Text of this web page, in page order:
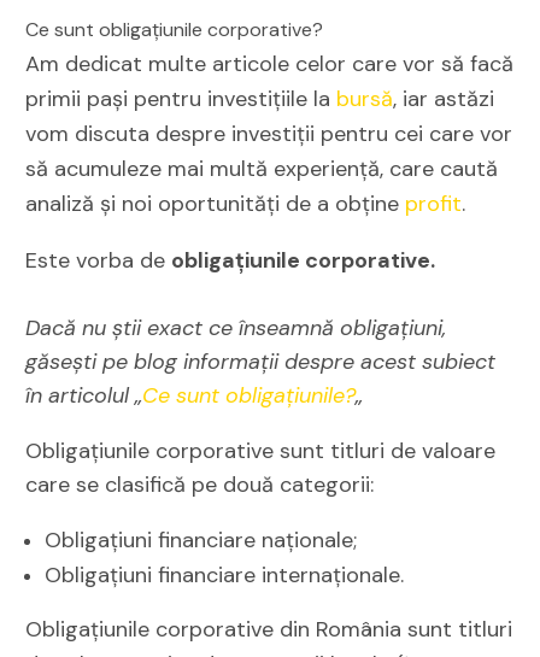
Ce sunt obligațiunile corporative?
Am dedicat multe articole celor care vor să facă
primii pași pentru investițiile la bursă, iar astăzi
vom discuta despre investiții pentru cei care vor
să acumuleze mai multă experiență, care caută
analiză și noi oportunități de a obține profit.
Este vorba de obligațiunile corporative.
Dacă nu știi exact ce înseamnă obligațiuni,
găsești pe blog informații despre acest subiect
în articolul „Ce sunt obligațiunile?„
Obligațiunile corporative sunt titluri de valoare
care se clasifică pe două categorii:
Obligațiuni financiare naționale;
Obligațiuni financiare internaționale.
Obligațiunile corporative din România sunt titluri